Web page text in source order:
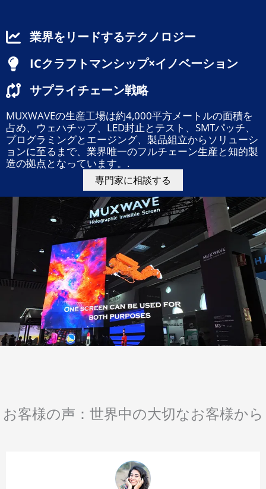
業界をリードするテクノロジー
ICクラフトマンシップ×イノベーション
サプライチェーン戦略
MUXWAVEの生産工場は約4,000平方メートルの面積を
占め、ウェハチップ、LED封止とテスト、SMTパッチ、
プログラミングとエージング、製品組立からソリューシ
ョンに至るまで、業界唯一のフルチェーン生産と知的製
造の拠点となっています。.
専門家に相談する
お客様の声：世界中の大切なお客様から